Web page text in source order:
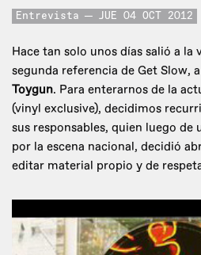
Entrevista JUE 04 OCT 2012
Hace tan solo unos días salió a la
segunda referencia de Get Slow,
Toygun. Para enterarnos de la
(vinyl exclusive), decidimos
sus responsables, quien luego
por la escena nacional, decidió
editar material propio y de